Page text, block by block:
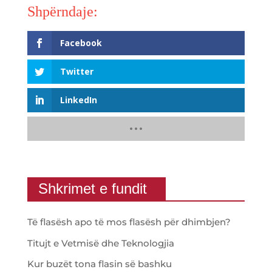
Facebook
Twitter
LinkedIn
Shkrimet e fundit
Të flasësh apo të mos flasësh për dhimbjen?
Titujt e Vetmisë dhe Teknologjia
Kur buzët tona flasin së bashku